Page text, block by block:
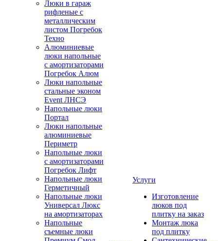
Люки в гараж
рифленые с
металлическим
листом Погребок
Техно
Алюминиевые
люки напольные
с амортизаторами
Погребок Алюм
Люки напольные
стальные эконом
Event ЛНСЭ
Напольные люки
Портал
Люки напольные
алюминиевые
Периметр
Напольные люки
с амортизаторами
Погребок Лифт
Напольные люки
Герметичный
Напольные люки
Универсал Люкс
на амортизаторах
Напольные
съемные люки
Услуги
Изготовление
люков под
плитку на заказ
Монтаж люка
под плитку